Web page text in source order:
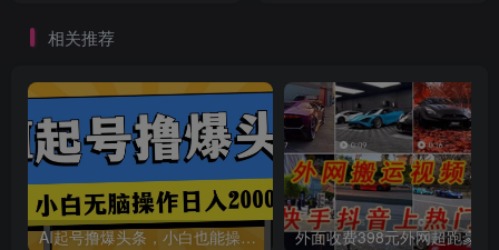
相关推荐
AI起号撸爆头条，小白也能操作，日入2000+